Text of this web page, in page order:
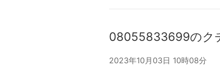
08055833699のク
2023年10月03日 10時08分